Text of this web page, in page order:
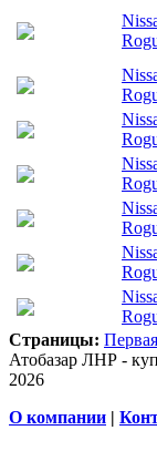
Страницы: Первая
Атобазар ЛНР -
2026
О компании |